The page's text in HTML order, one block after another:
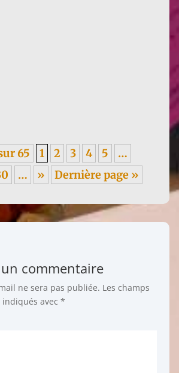
65 1 2 3 4 5
…
… » Dernière page »
commentaire
ne sera pas publiée. Les champs
avec *